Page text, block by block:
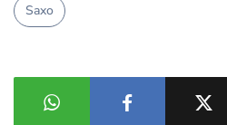
Saxo